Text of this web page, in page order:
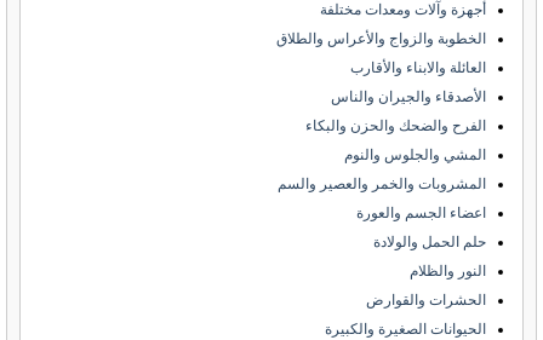
أجهزة وآلات ومعدات مختلفة
الخطوبة والزواج والأعراس والطلاق
العائلة والابناء والأقارب
الأصدقاء والجيران والناس
الفرح والضحك والحزن والبكاء
المشي والجلوس والنوم
المشروبات والخمر والعصير والسم
اعضاء الجسم والعورة
حلم الحمل والولادة
النور والظلام
الحشرات والقوارض
الحيوانات الصغيرة والكبيرة